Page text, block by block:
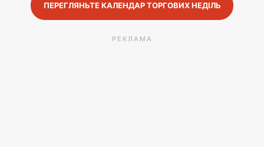
ПЕРЕГЛЯНЬТЕ КАЛЕНДАР ТОРГОВИХ НЕДІЛЬ
РЕКЛАМА